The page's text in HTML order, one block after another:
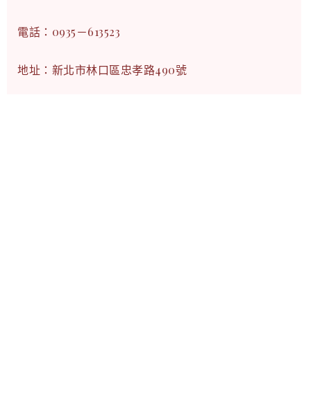
電話：0935－613523
地址：新北市林口區忠孝路490號